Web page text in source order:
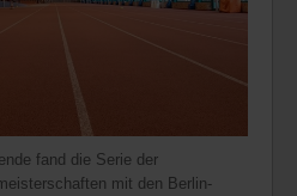
fand die Serie der
mit den Berlin-